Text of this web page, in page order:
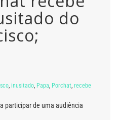
do
inusitado Papa Porchat recebe
participar de uma audiência